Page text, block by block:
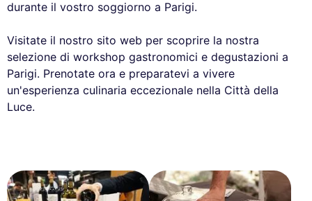
durante il vostro soggiorno a Parigi.
Visitate il nostro sito web per scoprire la nostra
selezione di workshop gastronomici e degustazioni a
Parigi. Prenotate ora e preparatevi a vivere
un'esperienza culinaria eccezionale nella Città della
Luce.